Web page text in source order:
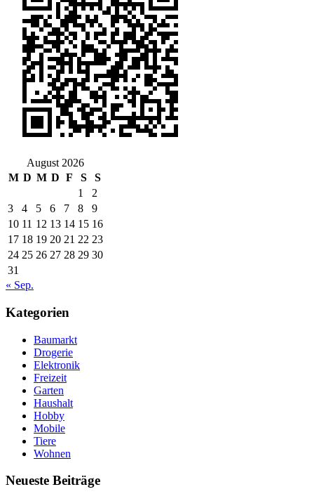
August 2026
M D M D F S
S
1
2
3
4 5 6 7 8
9
10 11 12 13 14 15 16
17 18 19 20 21 22 23
24 25 26 27 28 29 30
31
« Sep.
Kategorien
Baumarkt
Drogerie
Elektronik
Freizeit
Garten
Haushalt
Hobby
Mobile
Tiere
Wohnen
Neueste Beiträge